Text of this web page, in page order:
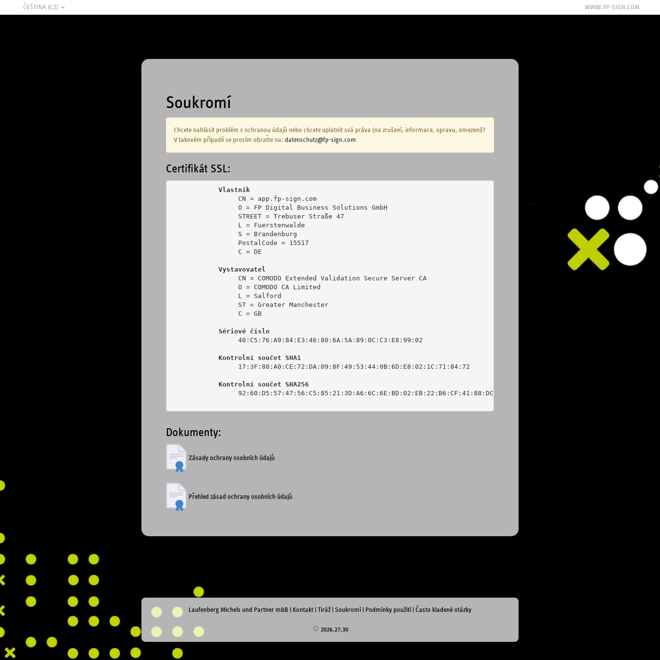
ČEŠTINA (CZ) WWW.FP-SIGN.COM
Soukromí
Chcete nahlásit problém s ochranou údajů nebo chcete uplatnit svá práva (na zrušení, informace, opravu, omezení)?
V takovém případě se prosím obraťte na: datenschutz@fp-sign.com
Certifikát SSL:
Vlastník
                 CN = app.fp-sign.com
                 O = FP Digital Business Solutions GmbH
                 STREET = Trebuser Straße 47
                 L = Fuerstenwalde
                 S = Brandenburg
                 PostalCode = 15517
                 C = DE
Vystavovatel
                 CN = COMODO Extended Validation Secure Server CA
                 O = COMODO CA Limited
                 L = Salford
                 ST = Greater Manchester
                 C = GB
Sériové číslo
                 40:C5:76:A9:84:E3:46:80:6A:5A:89:0C:C3:E8:99:02
Kontrolní součet SHA1
                 17:3F:80:A0:CE:72:DA:09:8F:49:53:44:0B:6D:E8:02:1C:71:84:72
Kontrolní součet SHA256
                 92:60:D5:57:47:56:C5:85:21:3D:A6:6C:6E:BD:02:EB:22:B6:CF:41:88:DC:03:0F:C1:DB:64:1D:E9:B7:1E:63
Dokumenty:
Zásady ochrany osobních údajů
Přehled zásad ochrany osobních údajů
Laufenberg Michels und Partner mbB Kontakt Tiráž Soukromí Podmínky použití Často kladené otázky
2026.27.30